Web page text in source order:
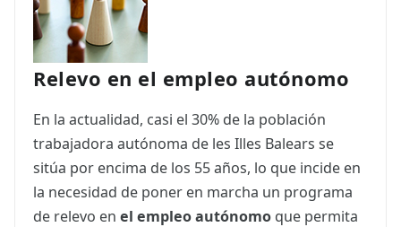
Relevo en el empleo autónomo
En la actualidad, casi el 30% de la población
trabajadora autónoma de les Illes Balears se
sitúa por encima de los 55 años, lo que incide en
la necesidad de poner en marcha un programa
de relevo en el empleo autónomo que permita